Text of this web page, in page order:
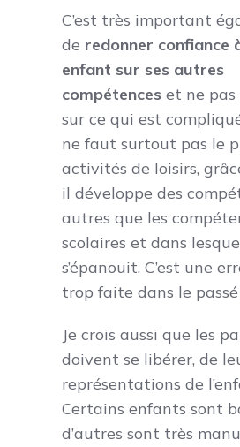
C’est très important
de redonner confiance
enfant sur ses autres
compétences et ne pas
sur ce qui est
ne faut surtout pas le
activités de loisirs,
il développe des
autres que les
scolaires et dans
s’épanouit. C’est une
trop faite dans le passé
Je crois aussi que les
doivent se libérer, de
représentations de
Certains enfants sont
d’autres sont très